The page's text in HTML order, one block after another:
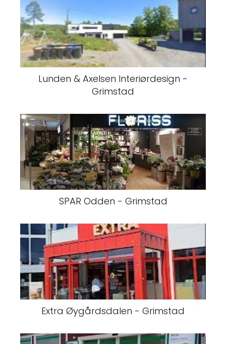
Lunden & Axelsen Interiørdesign -
Grimstad
SPAR Odden - Grimstad
Extra Øygårdsdalen - Grimstad